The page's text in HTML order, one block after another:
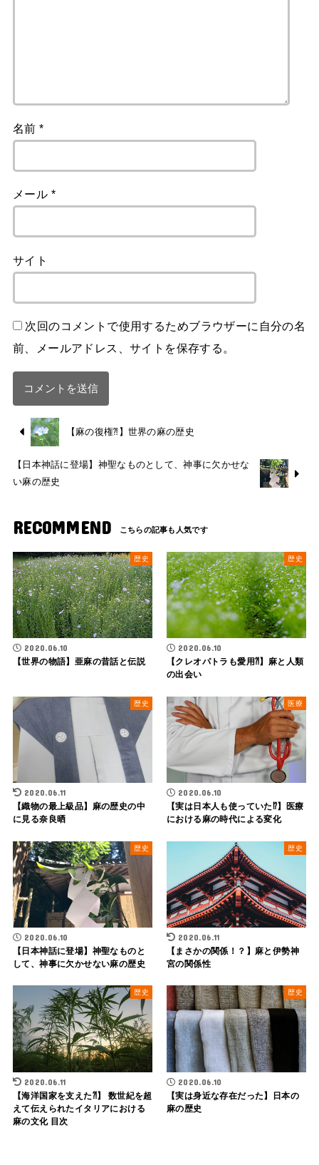
名前*
メール *
サイト
次回のコメントで使用するためブラウザーに自分の名
前、メールアドレス、サイトを保存する。
【麻の復権⁈】世界の麻の歴史
【日本神話に登場】神聖なものとして、神事に欠かせな
い麻の歴史
RECOMMEND
歴史
2020.06.10
【世界の物語】亜麻の昔話と伝説
歴史
2020.06.10
【クレオパトラも愛用⁈】麻と人類
の出会い
歴史
2020.06.11
【織物の最上級品】麻の歴史の中
に見る奈良晒
医療
2020.06.10
【実は日本人も使っていた⁉︎】医療
における麻の時代による変化
歴史
2020.06.10
【日本神話に登場】神聖なものと
して、神事に欠かせない麻の歴史
歴史
2020.06.11
【まさかの関係！？】麻と伊勢神
宮の関係性
歴史
2020.06.11
【海洋国家を支えた⁈】 数世紀を超
えて伝えられたイタリアにおける
麻の文化 目次
歴史
2020.06.10
【実は身近な存在だった】日本の
麻の歴史